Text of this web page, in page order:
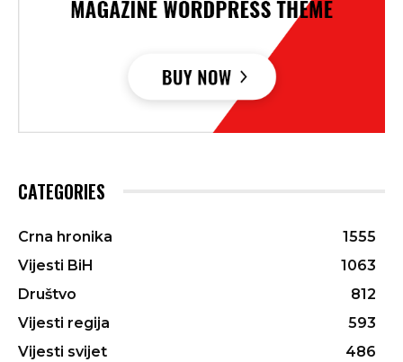
CATEGORIES
Crna hronika
1555
Vijesti BiH
1063
Društvo
812
Vijesti regija
593
Vijesti svijet
486